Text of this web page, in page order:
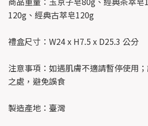
120g、經典古萃皂120g
禮盒尺寸：W24 x H7.5 x D25.3 公分
注意事項：如遇肌膚不適請暫停使用
之處，避免誤食
製造產地：臺灣